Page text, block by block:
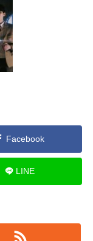
Facebook
LINE